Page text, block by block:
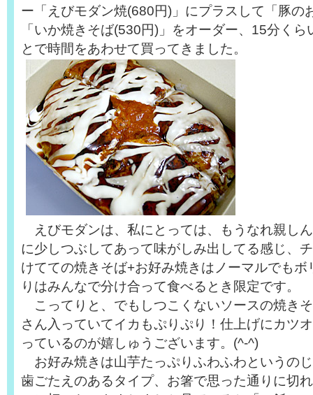
ー「えびモダン焼(680円)」にプラスして「豚の
「いか焼きそば(530円)」をオーダー、15分く
とで時間をあわせて買ってきました。
えびモダンは、私にとっては、もうなれ親し
に少しつぶしてあって味がしみ出してる感じ、
けてての焼きそば+お好み焼きはノーマルでもボ
りはみんなで分け合って食べるとき限定です。
こってりと、でもしつこくないソースの焼き
さん入っていてイカもぷりぷり！仕上げにカツ
っているのが嬉しゅうございます。(^-^)
お好み焼きは山芋たっぷりふわふわというの
歯ごたえのあるタイプ、お箸で思った通りに切